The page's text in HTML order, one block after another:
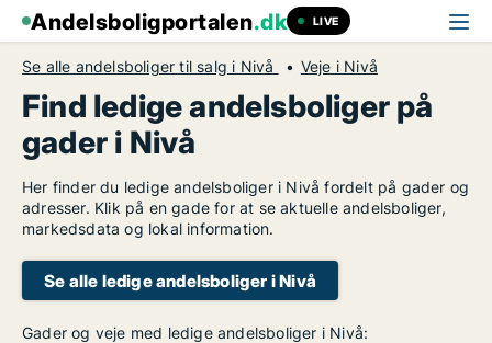
Andelsboligportalen.dk LIVE
Se alle andelsboliger til salg i Nivå Veje i Nivå
Find ledige andelsboliger på
gader i Nivå
Her finder du ledige andelsboliger i Nivå fordelt på gader og
adresser. Klik på en gade for at se aktuelle andelsboliger,
markedsdata og lokal information.
Se alle ledige andelsboliger i Nivå
Gader og veje med ledige andelsboliger i Nivå: